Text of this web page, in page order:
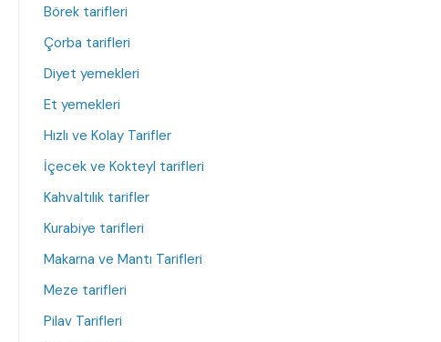
Börek tarifleri
Çorba tarifleri
Diyet yemekleri
Et yemekleri
Hızlı ve Kolay Tarifler
İçecek ve Kokteyl tarifleri
Kahvaltılık tarifler
Kurabiye tarifleri
Makarna ve Mantı Tarifleri
Meze tarifleri
Pilav Tarifleri